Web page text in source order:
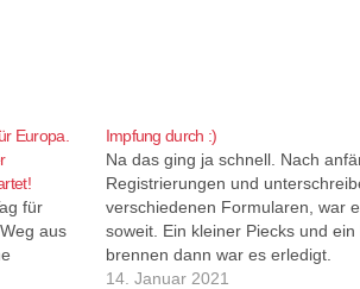
Europa.
für
aus
Impfung durch :)
Na das ging ja schnell. Nach
Registrierungen und
verschiedenen Formularen, war
soweit. Ein kleiner Piecks und ein
brennen dann war es erledigt.
14. Januar 2021